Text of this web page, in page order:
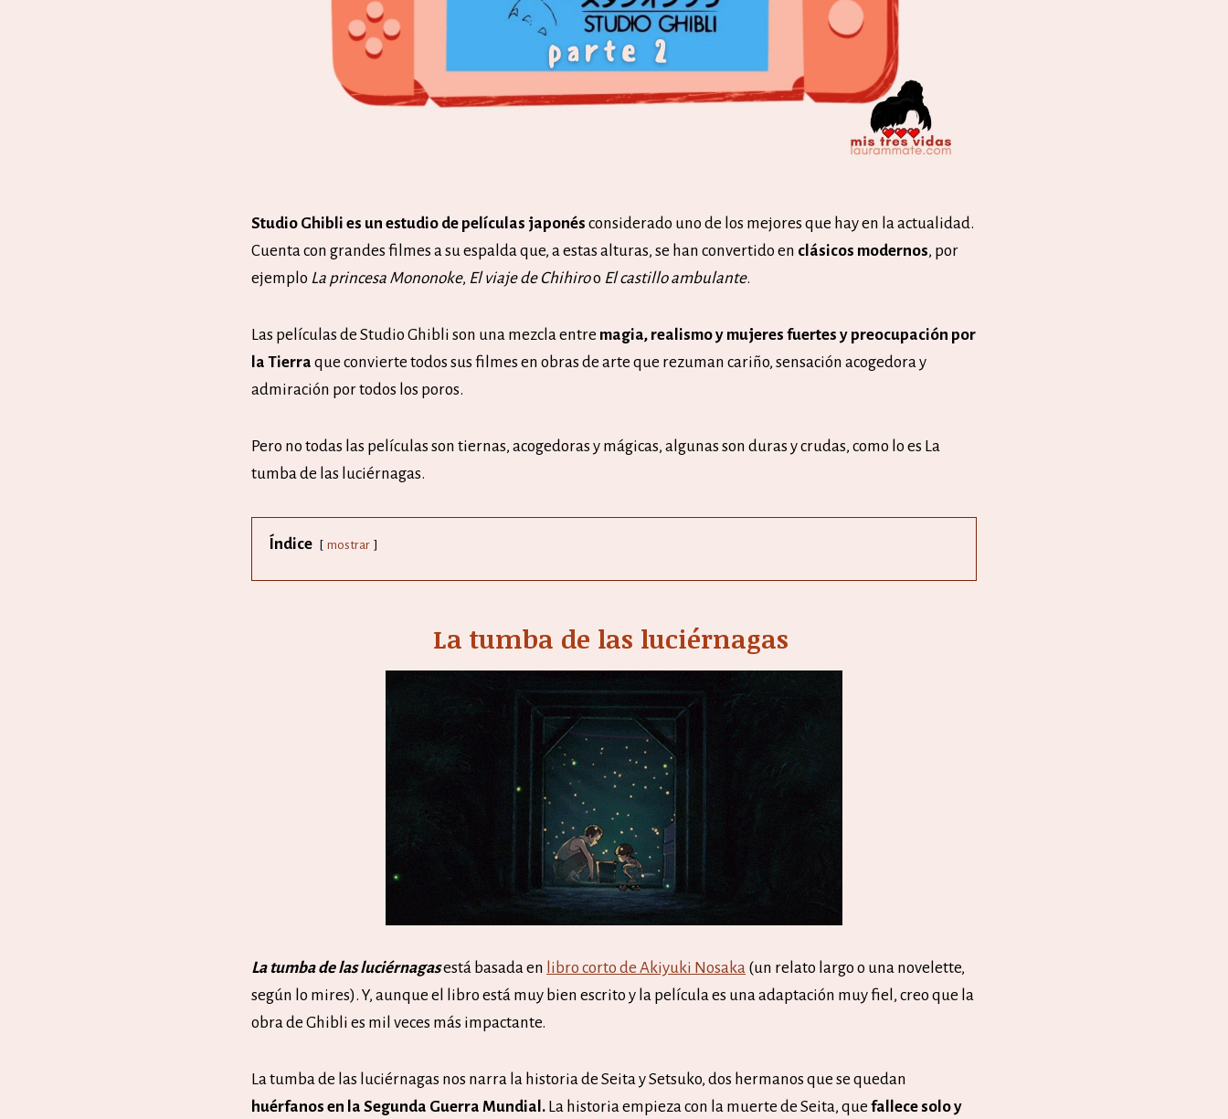
Studio Ghibli es un estudio de películas japonés considerado uno de los mejores que hay en la actualidad.
Cuenta con grandes filmes a su espalda que, a estas alturas, se han convertido en clásicos modernos, por
ejemplo La princesa Mononoke, El viaje de Chihiroo El castillo ambulante.
Las películas de Studio Ghibli son una mezcla entre magia, realismo y mujeres fuertes y preocupación por
la Tierra que convierte todos sus filmes en obras de arte que rezuman cariño, sensación acogedora y
admiración por todos los poros.
Pero no todas las películas son tiernas, acogedoras y mágicas, algunas son duras y crudas, como lo es La
tumba de las luciérnagas.
Índice mostrar
La tumba de las luciérnagas
La tumba de las luciérnagasestá basada en libro corto de Akiyuki Nosaka (un relato largo o una novelette,
según lo mires). Y, aunque el libro está muy bien escrito y la película es una adaptación muy fiel, creo que la
obra de Ghibli es mil veces más impactante.
La tumba de las luciérnagas nos narra la historia de Seita y Setsuko, dos hermanos que se quedan
huérfanos en la Segunda Guerra Mundial. La historia empieza con la muerte de Seita, que fallece solo y